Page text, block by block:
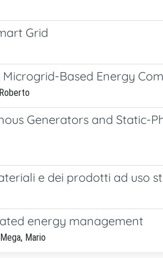
Grid
Based Energy
Generators and Static-
e dei prodotti ad uso
energy management
Mario